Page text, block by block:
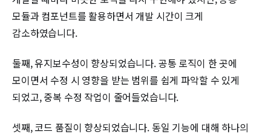
모듈과 컴포넌트를 활용하면서 개발 시간이 크게
감소하였습니다.
둘째, 유지보수성이 향상되었습니다. 공통 로직이 한 곳에
모이면서 수정 시 영향을 받는 범위를 쉽게 파악할 수 있게
되었고, 중복 수정 작업이 줄어들었습니다.
셋째, 코드 품질이 향상되었습니다. 동일 기능에 대해 하나의